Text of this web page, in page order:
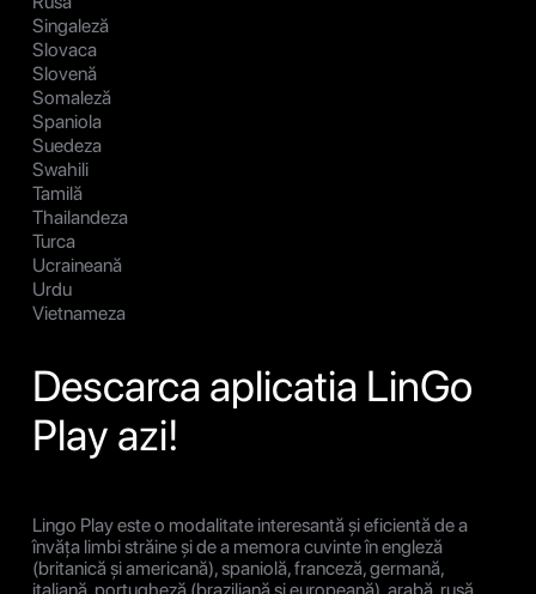
Singaleză
Slovaca
Slovenă
Somaleză
Spaniola
Suedeza
Swahili
Tamilă
Thailandeza
Turca
Ucraineană
Urdu
Vietnameza
Descarca aplicatia LinGo
Play azi!
Lingo Play este o modalitate interesantă și eficientă de a
învăța limbi străine și de a memora cuvinte în engleză
(britanică și americană), spaniolă, franceză, germană,